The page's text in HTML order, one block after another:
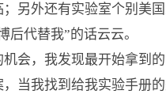
另外还有实验室个别美
代替我”的话云云。
，我发现最开始拿到
当我找到给我实验手册